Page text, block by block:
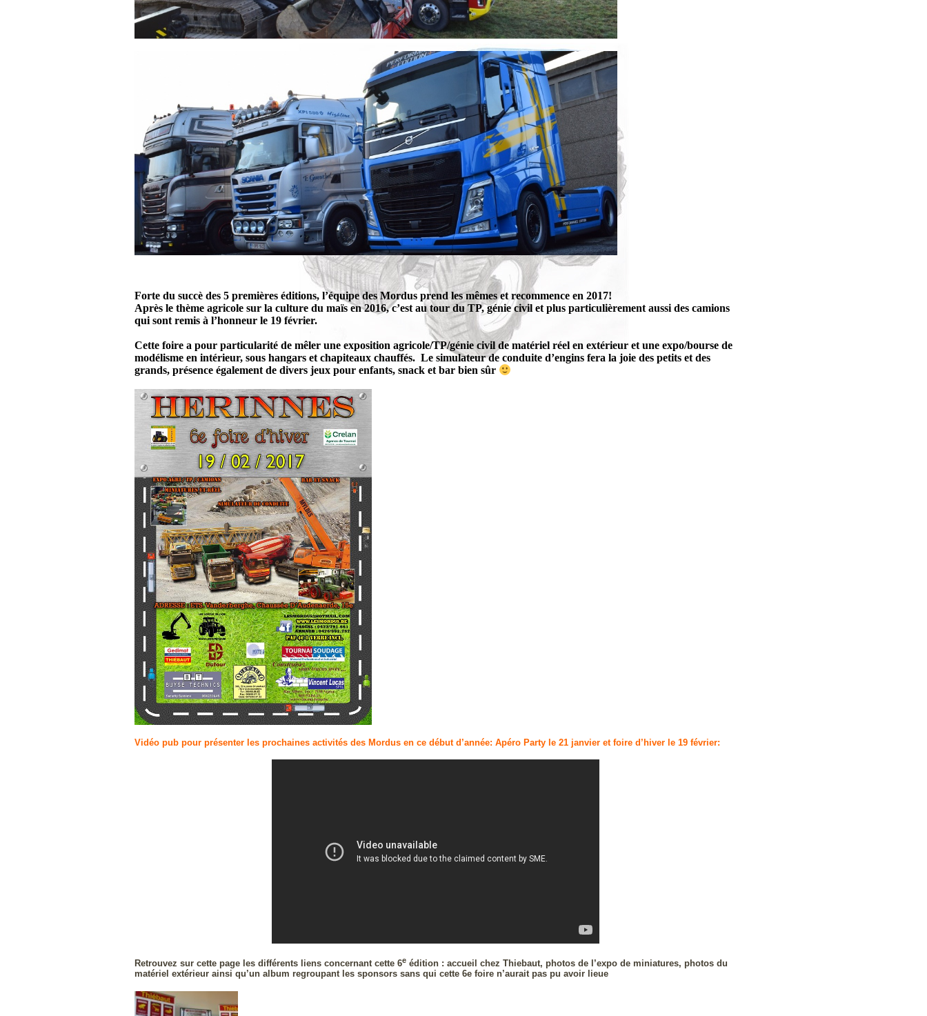
Forte du succè des 5 premières éditions, l’équipe des Mordus prend les mêmes et recommence en 2017!
Après le thème agricole sur la culture du maïs en 2016, c’est au tour du TP, génie civil et plus particulièrement aussi des camions
qui sont remis à l’honneur le 19 février.
Cette foire a pour particularité de mêler une exposition agricole/TP/génie civil de matériel réel en extérieur et une expo/bourse de
modélisme en intérieur, sous hangars et chapiteaux chauffés. Le simulateur de conduite d’engins fera la joie des petits et des
grands, présence également de divers jeux pour enfants, snack et bar bien sûr
Vidéo pub pour présenter les prochaines activités des Mordus en ce début d’année: Apéro Party le 21 janvier et foire d’hiver le 19 février:
Retrouvez sur cette page les différents liens concernant cette 6e édition : accueil chez Thiebaut, photos de l’expo de miniatures, photos du
matériel extérieur ainsi qu’un album regroupant les sponsors sans qui cette 6e foire n’aurait pas pu avoir lieue